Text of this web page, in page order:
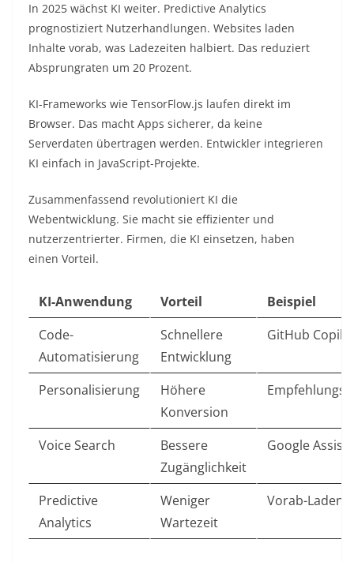
In 2025 wächst KI weiter. Predictive Analytics
prognostiziert Nutzerhandlungen. Websites laden
Inhalte vorab, was Ladezeiten halbiert. Das reduziert
Absprungraten um 20 Prozent.​
KI-Frameworks wie TensorFlow.js laufen direkt im
Browser. Das macht Apps sicherer, da keine
Serverdaten übertragen werden. Entwickler integrieren
KI einfach in JavaScript-Projekte.​
Zusammenfassend revolutioniert KI die
Webentwicklung. Sie macht sie effizienter und
nutzerzentrierter. Firmen, die KI einsetzen, haben
einen Vorteil.​
KI-Anwendung Vorteil
Beispiel
Code-
Automatisierung
Schnellere
Entwicklung
GitHub
Personalisierung
Höhere
Konversion
Voice Search
Bessere
Zugänglichkeit
Google
Predictive
Analytics
Weniger
Wartezeit
Vorab-Laden ​